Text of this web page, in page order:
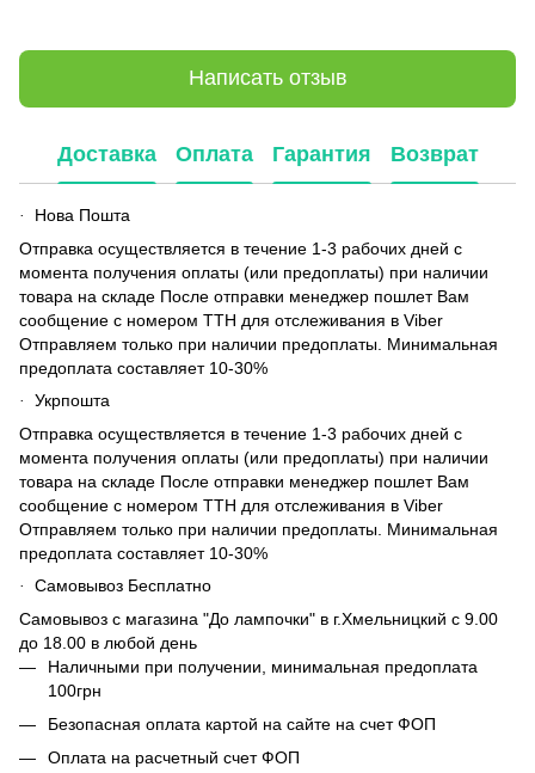
Написать отзыв
Доставка Оплата Гарантия Возврат
·
Нова Пошта
Отправка осуществляется в течение 1-3 рабочих дней с
момента получения оплаты (или предоплаты) при наличии
товара на складе После отправки менеджер пошлет Вам
сообщение с номером ТТН для отслеживания в Viber
Отправляем только при наличии предоплаты. Минимальная
предоплата составляет 10-30%
·
Укрпошта
Отправка осуществляется в течение 1-3 рабочих дней с
момента получения оплаты (или предоплаты) при наличии
товара на складе После отправки менеджер пошлет Вам
сообщение с номером ТТН для отслеживания в Viber
Отправляем только при наличии предоплаты. Минимальная
предоплата составляет 10-30%
·
Самовывоз Бесплатно
Самовывоз с магазина "До лампочки" в г.Хмельницкий с 9.00
до 18.00 в любой день
Наличными при получении, минимальная предоплата
100грн
Безопасная оплата картой на сайте на счет ФОП
Оплата на расчетный счет ФОП